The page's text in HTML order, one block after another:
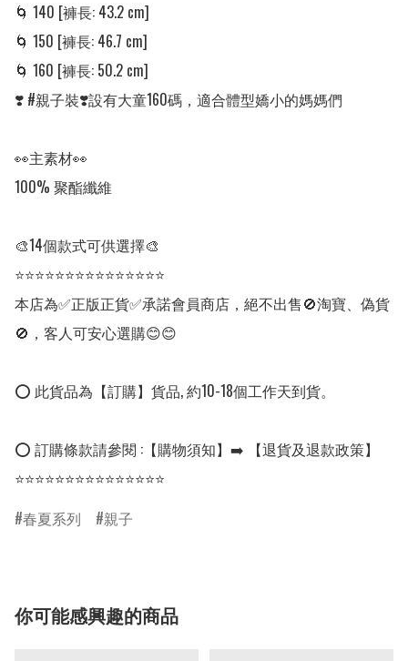
🌀 140 [褲長: 43.2 cm]
🌀 150 [褲長: 46.7 cm]
🌀 160 [褲長: 50.2 cm]
❣️ #親子裝❣️設有大童160碼，適合體型嬌小的媽媽們
👀主素材👀
100% 聚酯纖維
🎨14個款式可供選擇🎨
⭐⭐⭐⭐⭐⭐⭐⭐⭐⭐⭐⭐⭐⭐⭐
本店為✅正版正貨✅承諾會員商店，絕不出售🚫淘寶、偽貨
🚫，客人可安心選購😊😊
⭕ 此貨品為【訂購】貨品, 約10-18個工作天到貨。
⭕ 訂購條款請參閱 :【購物須知】➡️ 【退貨及退款政策】
⭐⭐⭐⭐⭐⭐⭐⭐⭐⭐⭐⭐⭐⭐⭐
春夏系列
親子
你可能感興趣的商品